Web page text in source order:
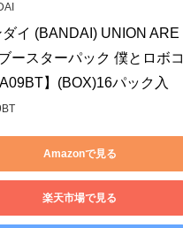
イ (BANDAI) UNION ARE
ースターパック 僕とロボコ
】(BOX)16パック入
Amazonで見る
楽天市場で見る